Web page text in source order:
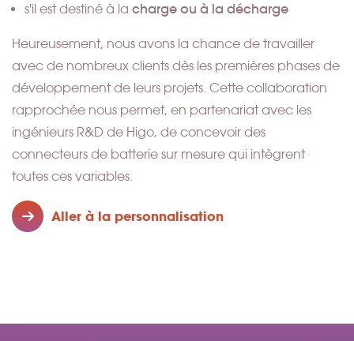
s'il est destiné à la charge ou à la décharge
Heureusement, nous avons la chance de travailler
avec de nombreux clients dès les premières phases de
développement de leurs projets. Cette collaboration
rapprochée nous permet, en partenariat avec les
ingénieurs R&D de Higo, de concevoir des
connecteurs de batterie sur mesure qui intègrent
toutes ces variables.
Aller à la personnalisation